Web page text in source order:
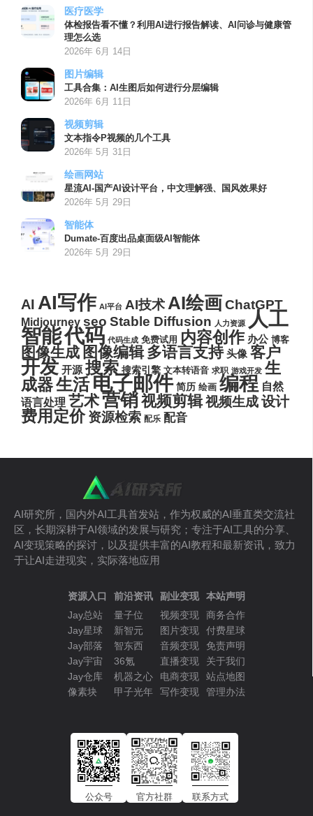
医疗医学
体检报告看不懂？利用AI进行报告解读、AI问诊与健康管
理怎么选
2026年 6月 14日
图片编辑
工具合集：AI生图后如何进行分层编辑
2026年 6月 11日
视频剪辑
文本指令P视频的几个工具
2026年 5月 31日
绘画网站
星流AI-国产AI设计平台，中文理解强、国风效果好
2026年 5月 29日
智能体
Dumate-百度出品桌面级AI智能体
2026年 5月 29日
AI AI写作 AI平台 AI技术AI绘画ChatGPT
Midjourney seo Stable Diffusion 人力资源 人工
智能代码 代码生成 免费试用 内容创作 办公 博客
图像生成 图像编辑 多语言支持 头像 客户
开发 开源 搜索 搜索引擎 文本转语音 求职 游戏开发 生
成器生活电子邮件 简历 绘画 编程 自然
语言处理 艺术营销视频剪辑视频生成设计
费用定价 资源检索 配乐 配音
AI研究所，国内外AI工具首发站，作为权威的AI垂直类交流社
区，长期深耕于AI领域的发展与研究；专注于AI工具的分享、
AI变现策略的探讨，以及提供丰富的AI教程和最新资讯，致力
于让AI走进现实，实际落地应用
资源入口
Jay总站
Jay星球
Jay部落
Jay宇宙
Jay仓库
像素块
前沿资讯
量子位
新智元
智东西
36氪
机器之心
甲子光年
副业变现
视频变现
图片变现
音频变现
直播变现
电商变现
写作变现
本站声明
商务合作
付费星球
免责声明
关于我们
站点地图
管理办法
公众号 官方社群 联系方式